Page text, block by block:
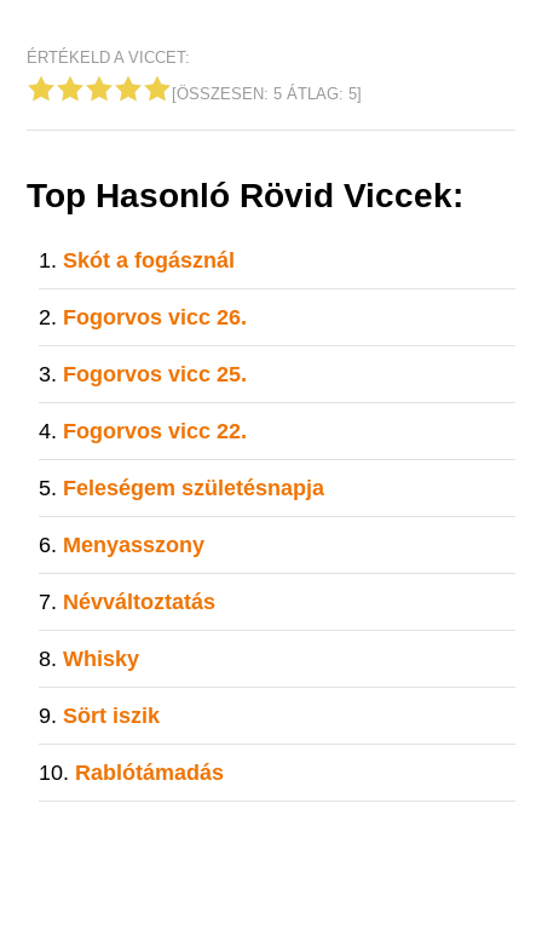
ÉRTÉKELD A VICCET:
[ÖSSZESEN:5 ÁTLAG:5]
Top Hasonló Rövid Viccek:
Skót a fogásznál
Fogorvos vicc 26.
Fogorvos vicc 25.
Fogorvos vicc 22.
Feleségem születésnapja
Menyasszony
Névváltoztatás
Whisky
Sört iszik
Rablótámadás